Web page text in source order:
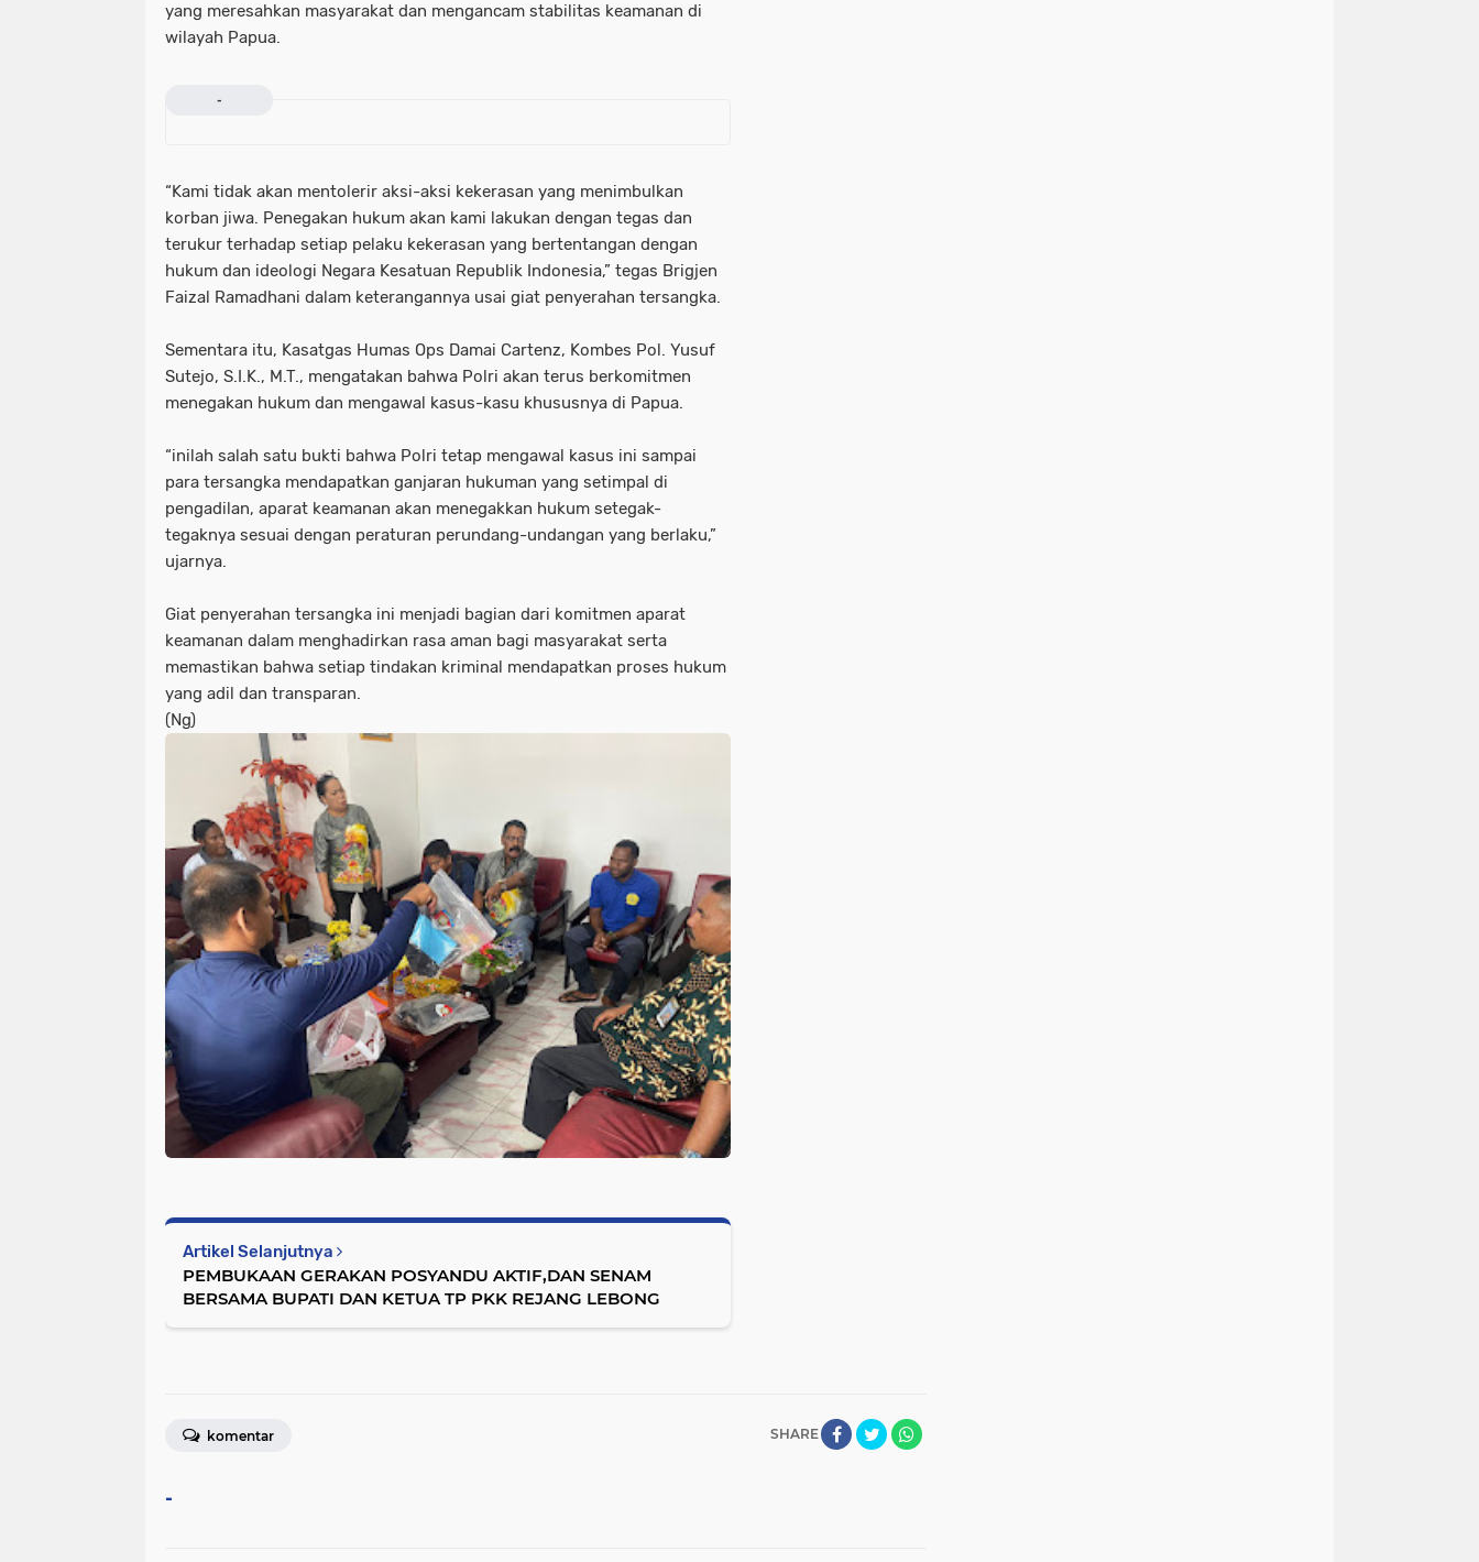
yang meresahkan masyarakat dan mengancam stabilitas keamanan di
wilayah Papua.
-
“Kami tidak akan mentolerir aksi-aksi kekerasan yang menimbulkan
korban jiwa. Penegakan hukum akan kami lakukan dengan tegas dan
terukur terhadap setiap pelaku kekerasan yang bertentangan dengan
hukum dan ideologi Negara Kesatuan Republik Indonesia,” tegas Brigjen
Faizal Ramadhani dalam keterangannya usai giat penyerahan tersangka.
Sementara itu, Kasatgas Humas Ops Damai Cartenz, Kombes Pol. Yusuf
Sutejo, S.I.K., M.T., mengatakan bahwa Polri akan terus berkomitmen
menegakan hukum dan mengawal kasus-kasu khususnya di Papua.
“inilah salah satu bukti bahwa Polri tetap mengawal kasus ini sampai
para tersangka mendapatkan ganjaran hukuman yang setimpal di
pengadilan, aparat keamanan akan menegakkan hukum setegak-
tegaknya sesuai dengan peraturan perundang-undangan yang berlaku,”
ujarnya.
Giat penyerahan tersangka ini menjadi bagian dari komitmen aparat
keamanan dalam menghadirkan rasa aman bagi masyarakat serta
memastikan bahwa setiap tindakan kriminal mendapatkan proses hukum
yang adil dan transparan.
(Ng)
Artikel Selanjutnya
PEMBUKAAN GERAKAN POSYANDU AKTIF,DAN SENAM
BERSAMA BUPATI DAN KETUA TP PKK REJANG LEBONG
SHARE
komentar
-